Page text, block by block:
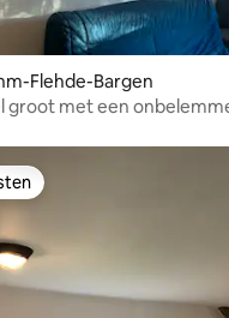
Flehde-Bargen
groot met een